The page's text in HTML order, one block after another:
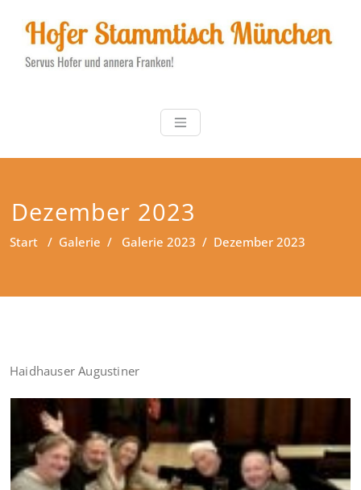
Inhalt
springen
Hofer
Dezember 2023
Start / Galerie / Galerie 2023 / Dezember 2023
Haidhauser Augustiner